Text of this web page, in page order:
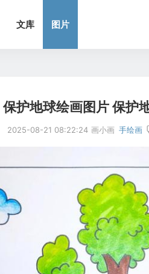
文库 图片
保护地球绘画图片 保护
2025-08-21 08:22:24 画小画 手绘画